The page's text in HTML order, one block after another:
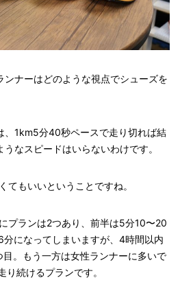
ンナーはどのような視点でシューズを
、1km5分40秒ペースで走り切れば結
なスピードはいらないわけです。
てもいいということですね。
プランは2つあり、前半は5分10〜20
になってしまいますが、4時間以内
。もう一方は女性ランナーに多いで
続けるプランです。